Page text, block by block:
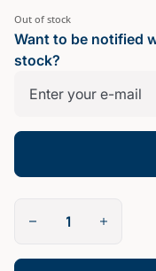
Out of stock
Want to be notified
stock?
plat
Satin